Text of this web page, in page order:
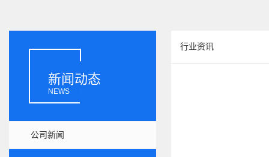
新闻动态
NEWS
公司新闻
行业资讯